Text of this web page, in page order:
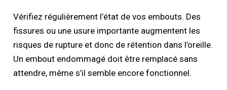
Vérifiez régulièrement l’état de vos embouts. Des
fissures ou une usure importante augmentent les
risques de rupture et donc de rétention dans l’oreille.
Un embout endommagé doit être remplacé sans
attendre, même s’il semble encore fonctionnel.